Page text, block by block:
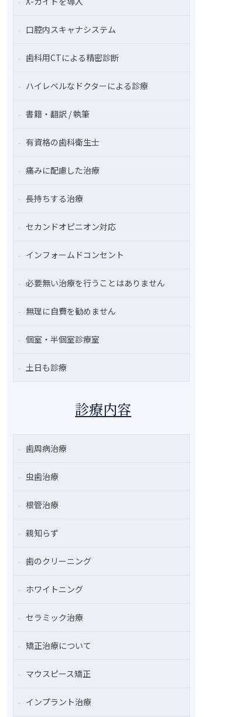
口腔内スキャナシステム
歯科用CTによる精密診断
ハイレベルなドクターによる診療
書籍・翻訳 / 執筆
有資格の歯科衛生士
痛みに配慮した治療
長持ちする治療
セカンドオピニオン対応
インフォームドコンセント
必要無い治療を行うことはありません
無理に自費を勧めません
個室・半個室診療室
土日も診療
診療内容
歯周病治療
虫歯治療
根管治療
親知らず
歯のクリーニング
ホワイトニング
セラミック治療
矯正治療について
マウスピース矯正
インプラント治療